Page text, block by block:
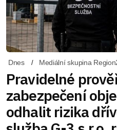
Dnes Mediální skupina
Pravidelné
zabezpečení
odhalit rizika